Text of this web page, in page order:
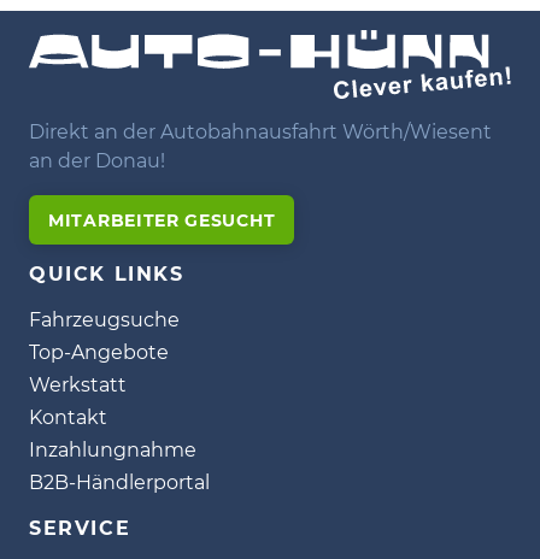
Direkt an der Autobahnausfahrt Wörth/Wiesent
an der Donau!
MITARBEITER GESUCHT
QUICK LINKS
Fahrzeugsuche
Top-Angebote
Werkstatt
Kontakt
Inzahlungnahme
B2B-Händlerportal
SERVICE